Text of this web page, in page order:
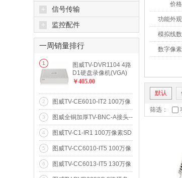
价格
功能外观
模拟线数
数字像素
默认
筛选：
+ 信号传输
+ 监控配件
一周销量排行
更多...
图威TV-DVR1104 4路
D1硬盘录像机(VGA)
(SATA*1)
￥405.00
1
图威TV-CE6010-IT2 100万像
素20米红外阵列网络高清摄像
机(720p)
2
图威全铜加厚TV-BNC-A接头--
全铜Q9头
3
图威TV-C1-IR1 100万像素SD
卡存储卡片式网络高清摄像机
(720p)
4
图威TV-CC6010-IT5 100万像
素50米红外防水网络高清摄像
机(720p)
5
图威TV-CC6013-IT5 130万像
素50米红外防水网络高清摄像
6